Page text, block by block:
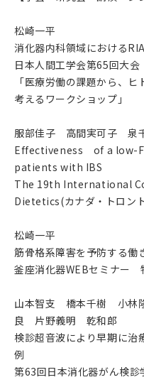
松崎一平
消化器内科領域における
日本人間工学会第65回大
「医療労働の課題から、
考えるワークショップ」
服部佳子 高間実可子 泉
Effectiveness of a low-
patients with IBS
The 19th International
Dietetics(カナダ・トロン
松崎一平
筋骨格系障害を予防する働
釜座消化器WEBセミナー
山本智支 橋本千樹 小
良 片野義明 乾和郎
検診超音波により早期に治
例
第63回日本消化器がん検診